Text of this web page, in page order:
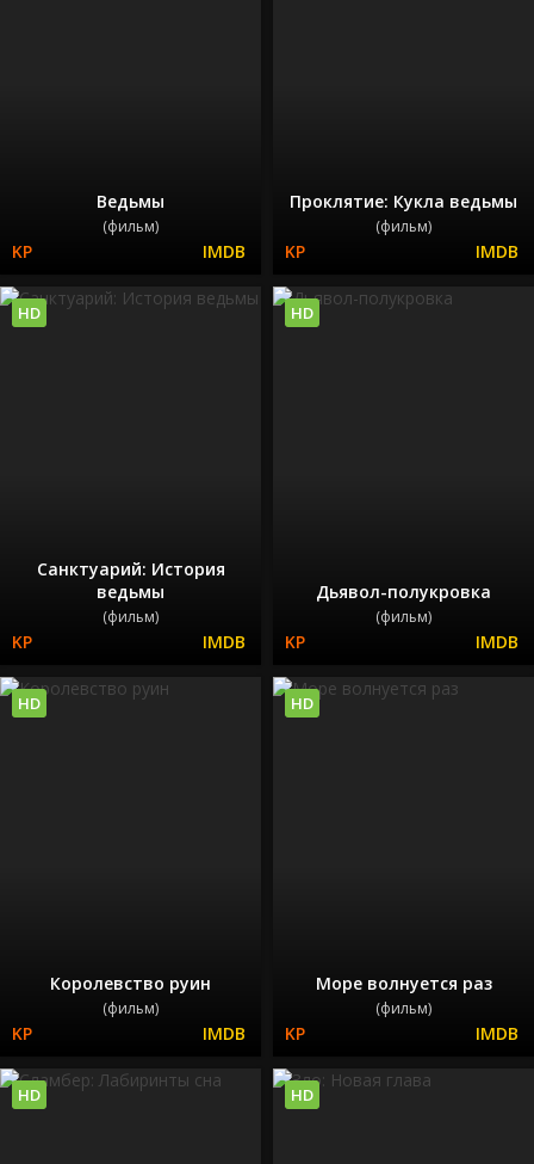
Ведьмы
(фильм)
Проклятие: Кукла ведьмы
(фильм)
Санктуарий: История
ведьмы
(фильм)
HD
Дьявол-полукровка
(фильм)
HD
Королевство руин
(фильм)
HD
Море волнуется раз
(фильм)
HD
HD HD